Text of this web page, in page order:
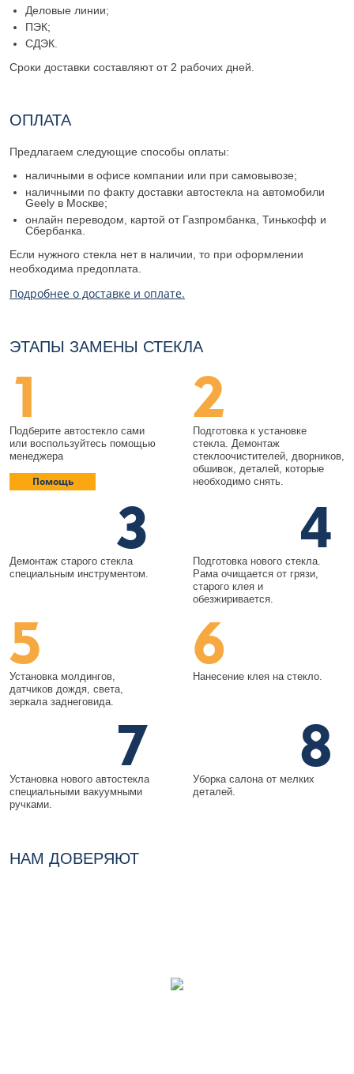
Деловые линии;
ПЭК;
СДЭК.
Сроки доставки составляют от 2 рабочих дней.
ОПЛАТА
Предлагаем следующие способы оплаты:
наличными в офисе компании или при самовывозе;
наличными по факту доставки автостекла на автомобили
Geely в Москве;
онлайн переводом, картой от Газпромбанка, Тинькофф и
Сбербанка.
Если нужного стекла нет в наличии, то при оформлении
необходима предоплата.
Подробнее о доставке и оплате.
ЭТАПЫ ЗАМЕНЫ СТЕКЛА
1
Подберите автостекло сами
или воспользуйтесь помощью
менеджера
Помощь
2
Подготовка к установке
стекла. Демонтаж
стеклоочистителей, дворников,
обшивок, деталей, которые
необходимо снять.
3
Демонтаж старого стекла
специальным инструментом.
4
Подготовка нового стекла.
Рама очищается от грязи,
старого клея и
обезжиривается.
5
Установка молдингов,
датчиков дождя, света,
зеркала заднеговида.
6
Нанесение клея на стекло.
7
Установка нового автостекла
специальными вакуумными
ручками.
8
Уборка салона от мелких
деталей.
НАМ ДОВЕРЯЮТ